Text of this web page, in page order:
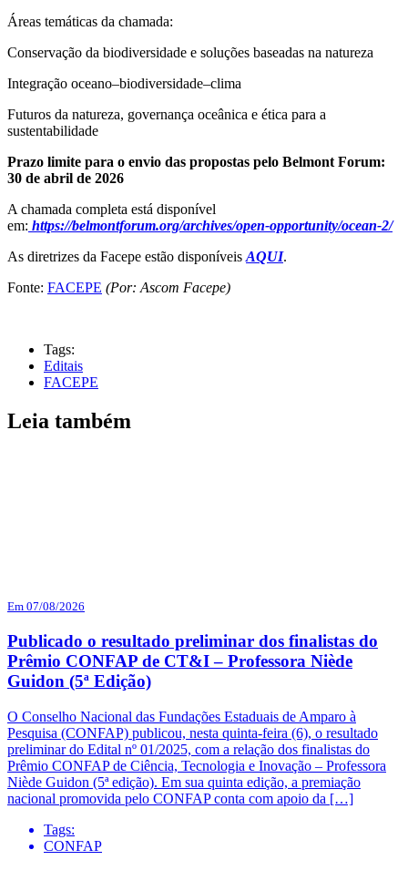
Áreas temáticas da chamada:
Conservação da biodiversidade e soluções baseadas na natureza
Integração oceano–biodiversidade–clima
Futuros da natureza, governança oceânica e ética para a
sustentabilidade
Prazo limite para o envio das propostas pelo Belmont Forum:
30 de abril de 2026
A chamada completa está disponível
em: https://belmontforum.org/archives/open-opportunity/ocean-2/
As diretrizes da Facepe estão disponíveisAQUI.
Fonte: FACEPE (Por: Ascom Facepe)
Tags:
Editais
FACEPE
Leia também
Em 07/08/2026
Publicado o resultado preliminar dos finalistas do
Prêmio CONFAP de CT&I – Professora Niède
Guidon (5ª Edição)
O Conselho Nacional das Fundações Estaduais de Amparo à
Pesquisa (CONFAP) publicou, nesta quinta-feira (6), o resultado
preliminar do Edital nº 01/2025, com a relação dos finalistas do
Prêmio CONFAP de Ciência, Tecnologia e Inovação – Professora
Niède Guidon (5ª edição). Em sua quinta edição, a premiação
nacional promovida pelo CONFAP conta com apoio da […]
Tags:
CONFAP